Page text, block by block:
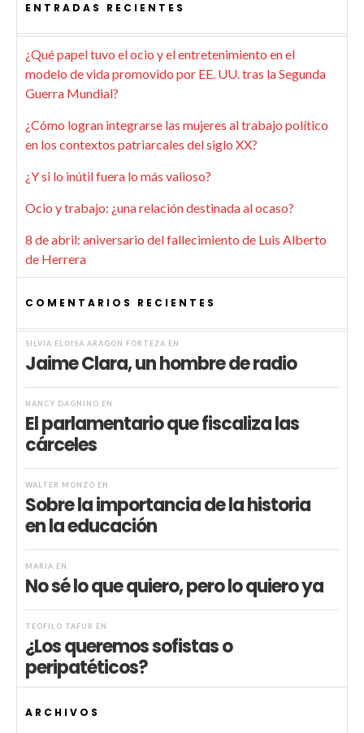
ENTRADAS RECIENTES
¿Qué papel tuvo el ocio y el entretenimiento en el
modelo de vida promovido por EE. UU. tras la Segunda
Guerra Mundial?
¿Cómo logran integrarse las mujeres al trabajo político
en los contextos patriarcales del siglo XX?
¿Y si lo inútil fuera lo más valioso?
Ocio y trabajo: ¿una relación destinada al ocaso?
8 de abril: aniversario del fallecimiento de Luis Alberto
de Herrera
COMENTARIOS RECIENTES
SILVIA ELOISA ARAGÓN FORTEZA EN
Jaime Clara, un hombre de radio
NANCY DAGNINO EN
El parlamentario que fiscaliza las
cárceles
WALTER MONZÓ EN
Sobre la importancia de la historia
en la educación
MARIA EN
No sé lo que quiero, pero lo quiero ya
TEÓFILO TAFUR EN
¿Los queremos sofistas o
peripatéticos?
ARCHIVOS